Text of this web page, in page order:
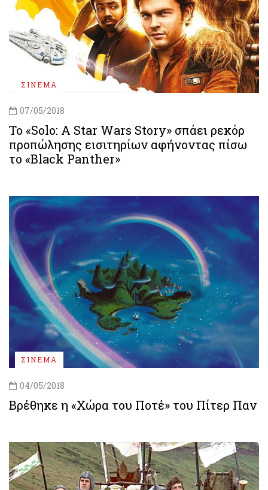
ΣΙΝΕΜΑ
07/05/2018
Το «Solo: A Star Wars Story» σπάει ρεκόρ
προπώλησης εισιτηρίων αφήνοντας πίσω
το «Black Panther»
ΣΙΝΕΜΑ
04/05/2018
Βρέθηκε η «Χώρα του Ποτέ» του Πίτερ Παν